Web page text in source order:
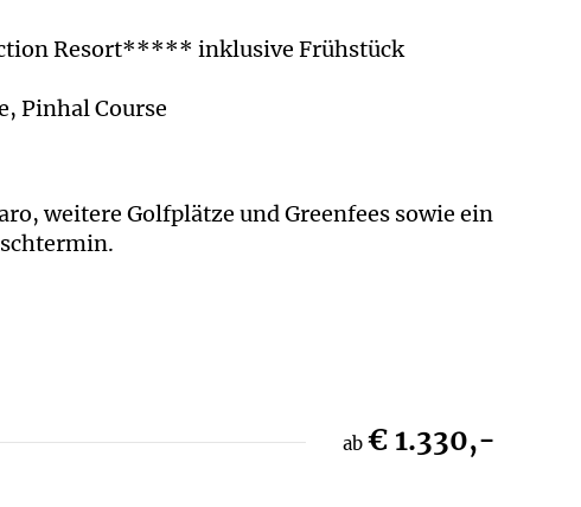
Resort***** inklusive Frühstück
Pinhal Course
weitere Golfplätze und Greenfees sowie ein
ab € 1.330,-